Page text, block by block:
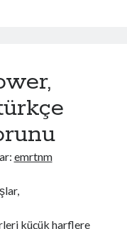
emrtnm
küçük harflere